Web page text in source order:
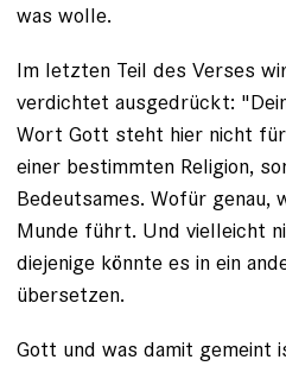
was wolle.
Im letzten Teil des Verses
verdichtet ausgedrückt:
Wort Gott steht hier nicht
einer bestimmten ­Religion,
Bedeutsames. Wofür genau,
Munde führt. Und vielleicht
diejenige könnte es in ein
übersetzen.
Gott und was damit gemeint